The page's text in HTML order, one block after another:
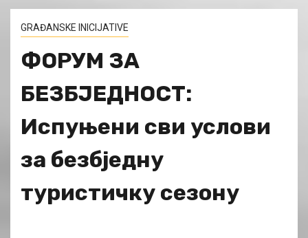
GRAĐANSKE INICIJATIVE
ФОРУМ ЗА
БЕЗБЈЕДНОСТ:
Испуњени сви услови
за безбједну
туристичку сезону